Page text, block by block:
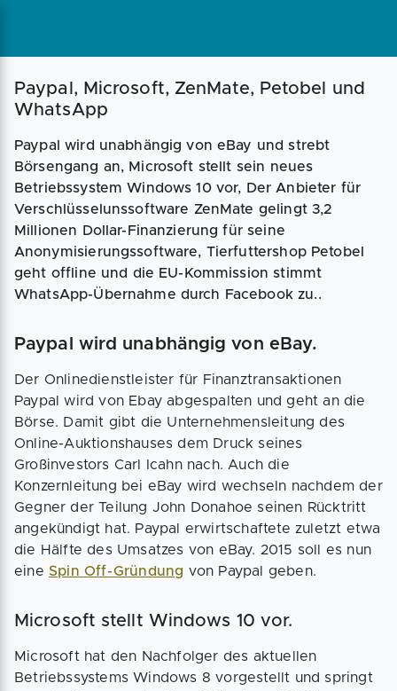
Magazin Businessplan Fördermittel
Paypal, Microsoft, ZenMate, Petobel und
WhatsApp
Paypal wird unabhängig von eBay und strebt
Börsengang an, Microsoft stellt sein neues
Betriebssystem Windows 10 vor, Der Anbieter für
Verschlüsselunssoftware ZenMate gelingt 3,2
Millionen Dollar-Finanzierung für seine
Anonymisierungssoftware, Tierfuttershop Petobel
geht offline und die EU-Kommission stimmt
WhatsApp-Übernahme durch Facebook zu..
Paypal wird unabhängig von eBay.
Der Onlinedienstleister für Finanztransaktionen
Paypal wird von Ebay abgespalten und geht an die
Börse. Damit gibt die Unternehmensleitung des
Online-Auktionshauses dem Druck seines
Großinvestors Carl Icahn nach. Auch die
Konzernleitung bei eBay wird wechseln nachdem der
Gegner der Teilung John Donahoe seinen Rücktritt
angekündigt hat. Paypal erwirtschaftete zuletzt etwa
die Hälfte des Umsatzes von eBay. 2015 soll es nun
eine Spin Off-Gründung von Paypal geben.
Microsoft stellt Windows 10 vor.
Microsoft hat den Nachfolger des aktuellen
Betriebssystems Windows 8 vorgestellt und springt